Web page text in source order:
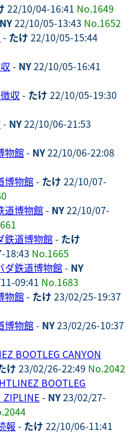
22/10/04-16:41 No.1649
NY22/10/05-13:43 No.1652
- たけ 22/10/05-15:44
- NY22/10/05-16:41
収 - たけ 22/10/05-19:30
- NY22/10/06-21:53
物館- NY22/10/06-22:08
博物館- たけ 22/10/07-
道博物館- NY22/10/07-
鉄道博物館- たけ
18:43 No.1665
ダ鉄道博物館- NY
09:41 No.1683
物館- たけ 23/02/25-19:37
博物館- NY23/02/26-10:37
BOOTLEG CANYON
け 23/02/26-22:49 No.2042
BOOTLEG
ZIPLINE- NY23/02/27-
報 - たけ 22/10/06-11:41